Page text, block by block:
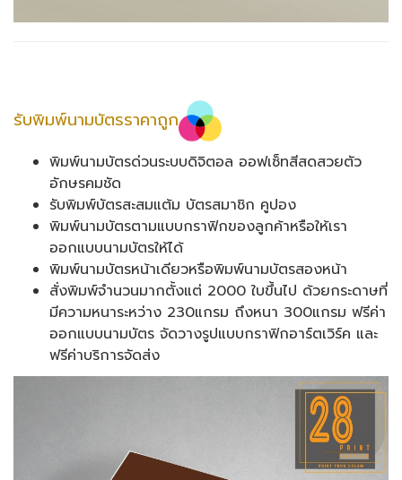
รับพิมพ์นามบัตรราคาถูก
พิมพ์นามบัตรด่วนระบบดิจิตอล ออฟเซ็ทสีสดสวยตัว
อักษรคม​ชัด
รับพิมพ์บัตรสะสมแต้ม บัตรสมาชิก คูปอง
พิมพ์นามบัตรตามแบบกราฟิกของลูกค้าหรือให้เรา
ออกแบบนามบัตรให้ได้
พิมพ์นามบัตรหน้าเดียวหรือพิมพ์นามบัตรสองหน้า
สั่งพิมพ์จำนวนมากตั้งแต่ 2000 ใบขึ้นไป ด้วยกระดาษที่
มีความหนาระหว่าง 230แกรม ถึงหนา 300แกรม ฟรีค่า
ออกแบบนามบัตร จัดวางรูปแบบกราฟิกอาร์ตเวิร์ค และ
ฟรีค่าบริการจัดส่ง